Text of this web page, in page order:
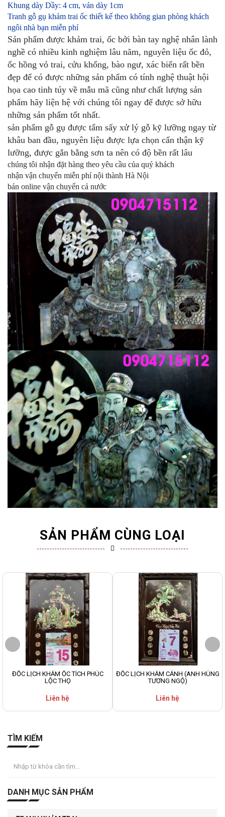
Khung dày Dầy: 4 cm, ván dày 1cm
Tranh gỗ gụ khảm trai ốc thiết kế theo không gian phòng khách
ngôi nhà bạn miễn phí
Sản phẩm được khảm trai, ốc bởi bàn tay nghệ nhân lành
nghề có nhiều kinh nghiệm lâu năm, nguyên liệu ốc đỏ,
ốc hồng vỏ trai, cửu khổng, bào ngư, xác biển rất bền
đẹp để có được những sản phẩm có tính nghệ thuật hội
họa cao tinh túy về mẫu mã cũng như chất lượng sản
phẩm hãy liện hệ với chúng tôi ngay để được sở hữu
những sản phẩm tốt nhất.
sản phẩm gỗ gụ được tẩm sấy xử lý gỗ kỹ lưỡng ngay từ
khâu ban đầu, nguyên liệu được lựa chọn cẩn thận kỹ
lưỡng, được gắn bằng sơn ta nên có độ bền rất lâu
chúng tôi nhận đặt hàng theo yêu cầu của quý khách
nhận vận chuyển miễn phí nội thành Hà Nội
bán online vận chuyển cả nước
SẢN PHẨM CÙNG LOẠI
ĐỐC LỊCH KHẢM ỐC TÍCH PHÚC
LỘC THỌ
Liên hệ
ĐỐC LỊCH KHẢM CẢNH (ANH HÙNG
TƯƠNG NGỘ)
Liên hệ
TÌM KIẾM
DANH MỤC SẢN PHẨM